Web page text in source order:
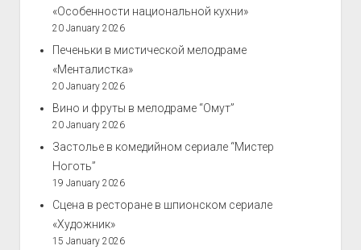
«Особенности национальной кухни»
20 January 2026
Печеньки в мистической мелодраме
«Менталистка»
20 January 2026
Вино и фруты в мелодраме “Омут”
20 January 2026
Застолье в комедийном сериале “Мистер
Ноготь”
19 January 2026
Сцена в ресторане в шпионском сериале
«Художник»
15 January 2026